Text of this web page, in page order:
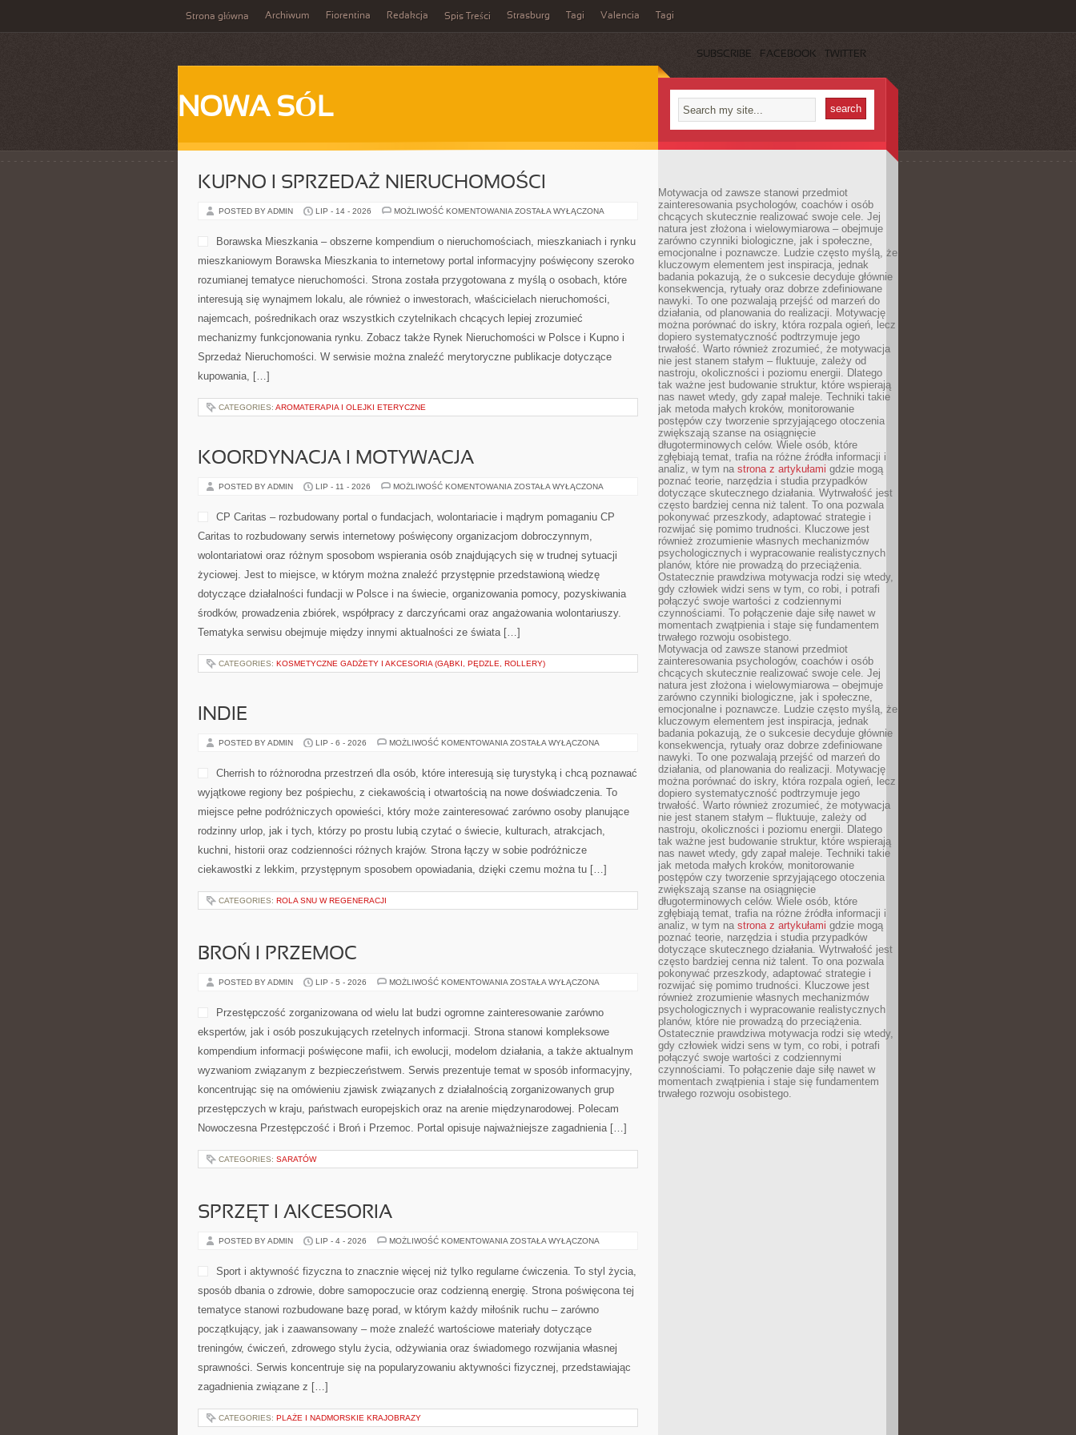
Strona główna Archiwum Fiorentina Redakcja Spis Treści Strasburg Tagi Valencia Tagi
SUBSCRIBE FACEBOOK TWITTER
NOWA SÓL
KUPNO I SPRZEDAŻ NIERUCHOMOŚCI
POSTED BY ADMIN LIP - 14 - 2026 MOŻLIWOŚĆ KOMENTOWANIA KUPNO
NIERUCHOMOŚCI
ZOSTAŁA WYŁĄCZONA
Borawska Mieszkania – obszerne kompendium o nieruchomościach, mieszkaniach i rynku
mieszkaniowym Borawska Mieszkania to internetowy portal informacyjny poświęcony szeroko
rozumianej tematyce nieruchomości. Strona została przygotowana z myślą o osobach, które
interesują się wynajmem lokalu, ale również o inwestorach, właścicielach nieruchomości,
najemcach, pośrednikach oraz wszystkich czytelnikach chcących lepiej zrozumieć
mechanizmy funkcjonowania rynku. Zobacz także Rynek Nieruchomości w Polsce i Kupno i
Sprzedaż Nieruchomości. W serwisie można znaleźć merytoryczne publikacje dotyczące
kupowania, […]
CATEGORIES: AROMATERAPIA I OLEJKI ETERYCZNE
KOORDYNACJA I MOTYWACJA
POSTED BY ADMIN LIP - 11 - 2026 MOŻLIWOŚĆ KOMENTOWANIA KOORDYNACJA
ZOSTAŁA WYŁĄCZONA
CP Caritas – rozbudowany portal o fundacjach, wolontariacie i mądrym pomaganiu CP
Caritas to rozbudowany serwis internetowy poświęcony organizacjom dobroczynnym,
wolontariatowi oraz różnym sposobom wspierania osób znajdujących się w trudnej sytuacji
życiowej. Jest to miejsce, w którym można znaleźć przystępnie przedstawioną wiedzę
dotyczące działalności fundacji w Polsce i na świecie, organizowania pomocy, pozyskiwania
środków, prowadzenia zbiórek, współpracy z darczyńcami oraz angażowania wolontariuszy.
Tematyka serwisu obejmuje między innymi aktualności ze świata […]
CATEGORIES: KOSMETYCZNE GADŻETY I AKCESORIA (GĄBKI, PĘDZLE, ROLLERY)
INDIE
POSTED BY ADMIN LIP - 6 - 2026 MOŻLIWOŚĆ KOMENTOWANIA INDIE
ZOSTAŁA WYŁĄCZONA
Cherrish to różnorodna przestrzeń dla osób, które interesują się turystyką i chcą poznawać
wyjątkowe regiony bez pośpiechu, z ciekawością i otwartością na nowe doświadczenia. To
miejsce pełne podróżniczych opowieści, który może zainteresować zarówno osoby planujące
rodzinny urlop, jak i tych, którzy po prostu lubią czytać o świecie, kulturach, atrakcjach,
kuchni, historii oraz codzienności różnych krajów. Strona łączy w sobie podróżnicze
ciekawostki z lekkim, przystępnym sposobem opowiadania, dzięki czemu można tu […]
CATEGORIES: ROLA SNU W REGENERACJI
BROŃ I PRZEMOC
POSTED BY ADMIN LIP - 5 - 2026 MOŻLIWOŚĆ KOMENTOWANIA BROŃ
ZOSTAŁA WYŁĄCZONA
Przestępczość zorganizowana od wielu lat budzi ogromne zainteresowanie zarówno
ekspertów, jak i osób poszukujących rzetelnych informacji. Strona stanowi kompleksowe
kompendium informacji poświęcone mafii, ich ewolucji, modelom działania, a także aktualnym
wyzwaniom związanym z bezpieczeństwem. Serwis prezentuje temat w sposób informacyjny,
koncentrując się na omówieniu zjawisk związanych z działalnością zorganizowanych grup
przestępczych w kraju, państwach europejskich oraz na arenie międzynarodowej. Polecam
Nowoczesna Przestępczość i Broń i Przemoc. Portal opisuje najważniejsze zagadnienia […]
CATEGORIES: SARATÓW
SPRZĘT I AKCESORIA
POSTED BY ADMIN LIP - 4 - 2026 MOŻLIWOŚĆ KOMENTOWANIA SPRZĘT
ZOSTAŁA WYŁĄCZONA
Sport i aktywność fizyczna to znacznie więcej niż tylko regularne ćwiczenia. To styl życia,
sposób dbania o zdrowie, dobre samopoczucie oraz codzienną energię. Strona poświęcona tej
tematyce stanowi rozbudowane bazę porad, w którym każdy miłośnik ruchu – zarówno
początkujący, jak i zaawansowany – może znaleźć wartościowe materiały dotyczące
treningów, ćwiczeń, zdrowego stylu życia, odżywiania oraz świadomego rozwijania własnej
sprawności. Serwis koncentruje się na popularyzowaniu aktywności fizycznej, przedstawiając
zagadnienia związane z […]
CATEGORIES: PLAŻE I NADMORSKIE KRAJOBRAZY
Motywacja od zawsze stanowi przedmiot
zainteresowania psychologów, coachów i osób
chcących skutecznie realizować swoje cele. Jej
natura jest złożona i wielowymiarowa – obejmuje
zarówno czynniki biologiczne, jak i społeczne,
emocjonalne i poznawcze. Ludzie często myślą, że
kluczowym elementem jest inspiracja, jednak
badania pokazują, że o sukcesie decyduje głównie
konsekwencja, rytuały oraz dobrze zdefiniowane
nawyki. To one pozwalają przejść od marzeń do
działania, od planowania do realizacji. Motywację
można porównać do iskry, która rozpala ogień, lecz
dopiero systematyczność podtrzymuje jego
trwałość. Warto również zrozumieć, że motywacja
nie jest stanem stałym – fluktuuje, zależy od
nastroju, okoliczności i poziomu energii. Dlatego
tak ważne jest budowanie struktur, które wspierają
nas nawet wtedy, gdy zapał maleje. Techniki takie
jak metoda małych kroków, monitorowanie
postępów czy tworzenie sprzyjającego otoczenia
zwiększają szanse na osiągnięcie
długoterminowych celów. Wiele osób, które
zgłębiają temat, trafia na różne źródła informacji i
analiz, w tym na strona z artykułami gdzie mogą
poznać teorie, narzędzia i studia przypadków
dotyczące skutecznego działania. Wytrwałość jest
często bardziej cenna niż talent. To ona pozwala
pokonywać przeszkody, adaptować strategie i
rozwijać się pomimo trudności. Kluczowe jest
również zrozumienie własnych mechanizmów
psychologicznych i wypracowanie realistycznych
planów, które nie prowadzą do przeciążenia.
Ostatecznie prawdziwa motywacja rodzi się wtedy,
gdy człowiek widzi sens w tym, co robi, i potrafi
połączyć swoje wartości z codziennymi
czynnościami. To połączenie daje siłę nawet w
momentach zwątpienia i staje się fundamentem
trwałego rozwoju osobistego.
Motywacja od zawsze stanowi przedmiot
zainteresowania psychologów, coachów i osób
chcących skutecznie realizować swoje cele. Jej
natura jest złożona i wielowymiarowa – obejmuje
zarówno czynniki biologiczne, jak i społeczne,
emocjonalne i poznawcze. Ludzie często myślą, że
kluczowym elementem jest inspiracja, jednak
badania pokazują, że o sukcesie decyduje głównie
konsekwencja, rytuały oraz dobrze zdefiniowane
nawyki. To one pozwalają przejść od marzeń do
działania, od planowania do realizacji. Motywację
można porównać do iskry, która rozpala ogień, lecz
dopiero systematyczność podtrzymuje jego
trwałość. Warto również zrozumieć, że motywacja
nie jest stanem stałym – fluktuuje, zależy od
nastroju, okoliczności i poziomu energii. Dlatego
tak ważne jest budowanie struktur, które wspierają
nas nawet wtedy, gdy zapał maleje. Techniki takie
jak metoda małych kroków, monitorowanie
postępów czy tworzenie sprzyjającego otoczenia
zwiększają szanse na osiągnięcie
długoterminowych celów. Wiele osób, które
zgłębiają temat, trafia na różne źródła informacji i
analiz, w tym na strona z artykułami gdzie mogą
poznać teorie, narzędzia i studia przypadków
dotyczące skutecznego działania. Wytrwałość jest
często bardziej cenna niż talent. To ona pozwala
pokonywać przeszkody, adaptować strategie i
rozwijać się pomimo trudności. Kluczowe jest
również zrozumienie własnych mechanizmów
psychologicznych i wypracowanie realistycznych
planów, które nie prowadzą do przeciążenia.
Ostatecznie prawdziwa motywacja rodzi się wtedy,
gdy człowiek widzi sens w tym, co robi, i potrafi
połączyć swoje wartości z codziennymi
czynnościami. To połączenie daje siłę nawet w
momentach zwątpienia i staje się fundamentem
trwałego rozwoju osobistego.